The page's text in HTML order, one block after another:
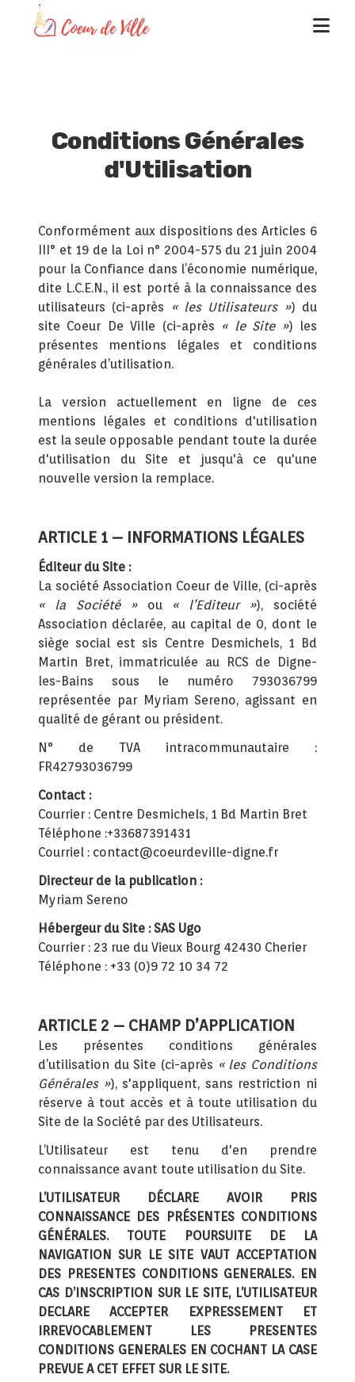
Conditions Générales
d'Utilisation
Conformément aux dispositions des Articles 6
III° et 19 de la Loi n° 2004-575 du 21 juin 2004
pour la Confiance dans l’économie numérique,
dite L.C.E.N., il est porté à la connaissance des
utilisateurs (ci-après
« les Utilisateurs ») du
site Coeur De Ville (ci-après « le Site ») les
présentes mentions légales et conditions
générales d’utilisation.
La version actuellement en ligne de ces
mentions légales et conditions d'utilisation
est la seule opposable pendant toute la durée
d'utilisation du Site et jusqu'à ce qu'une
nouvelle version la remplace.
ARTICLE 1 – INFORMATIONS LÉGALES
Éditeur du Site :
La société Association Coeur de Ville, (ci-après
« la Société »ou « l’Editeur »), société
Association déclarée, au capital de 0, dont le
siège social est sis Centre Desmichels, 1 Bd
Martin Bret, immatriculée au RCS de Digne-
les-Bains sous le numéro 793036799
représentée par Myriam Sereno, agissant en
qualité de gérant ou président.
N° de TVA intracommunautaire :
FR42793036799
Contact :
Courrier : Centre Desmichels, 1 Bd Martin Bret
Téléphone :+33687391431
Courriel : contact@coeurdeville-digne.fr
Directeur de la publication :
Myriam Sereno
Hébergeur du Site : SAS Ugo
Courrier : 23 rue du Vieux Bourg 42430 Cherier
Téléphone : +33 (0)9 72 10 34 72
ARTICLE 2 – CHAMP D’APPLICATION
Les présentes conditions générales
d’utilisation du Site (ci-après « les Conditions
Générales »), s'appliquent, sans restriction ni
réserve à tout accès et à toute utilisation du
Site de la Société par des Utilisateurs.
L’Utilisateur est tenu d'en prendre
connaissance avant toute utilisation du Site.
L’UTILISATEUR DÉCLARE AVOIR PRIS
CONNAISSANCE DES PRÉSENTES CONDITIONS
GÉNÉRALES. TOUTE POURSUITE DE LA
NAVIGATION SUR LE SITE VAUT ACCEPTATION
DES PRESENTES CONDITIONS GENERALES. EN
CAS D’INSCRIPTION SUR LE SITE, L’UTILISATEUR
DECLARE ACCEPTER EXPRESSEMENT ET
IRREVOCABLEMENT LES PRESENTES
CONDITIONS GENERALES EN COCHANT LA CASE
PREVUE A CET EFFET SUR LE SITE.